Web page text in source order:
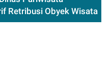
Retribusi Obyek Wisata